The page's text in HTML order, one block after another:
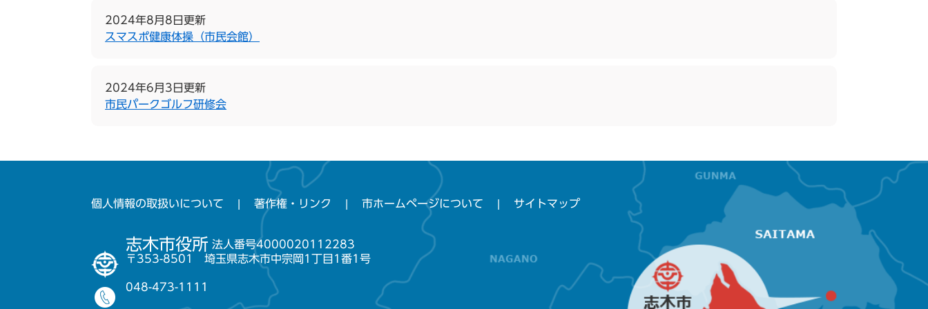
2024年8月8日更新
スマスポ健康体操（市民会館）
2024年6月3日更新
市民パークゴルフ研修会
個人情報の取扱いについて 著作権・リンク 市ホームページについて サイトマップ
志木市役所 法人番号4000020112283
〒353-8501 埼玉県志木市中宗岡1丁目1番1号
048-473-1111